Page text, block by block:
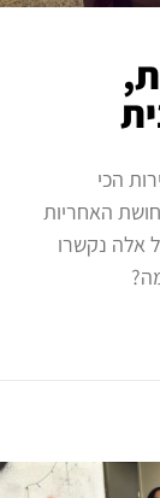
הכי
האחריות
אלה נקשרו